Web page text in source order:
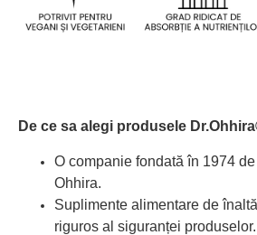
De ce sa alegi produsele
O companie fondată în 1974
Ohhira.
Suplimente alimentare de
riguros al siguranței produselor.